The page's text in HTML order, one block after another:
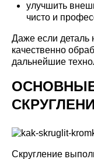
улучшить
чисто и
Даже если деталь
качественно
дальнейшие
Скругление